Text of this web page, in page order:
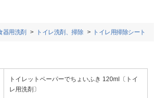
器用洗剤 トイレ洗剤、掃除 トイレ用掃除シート
トイレットペーパーでちょいふき 120ml〔トイ
レ用洗剤〕